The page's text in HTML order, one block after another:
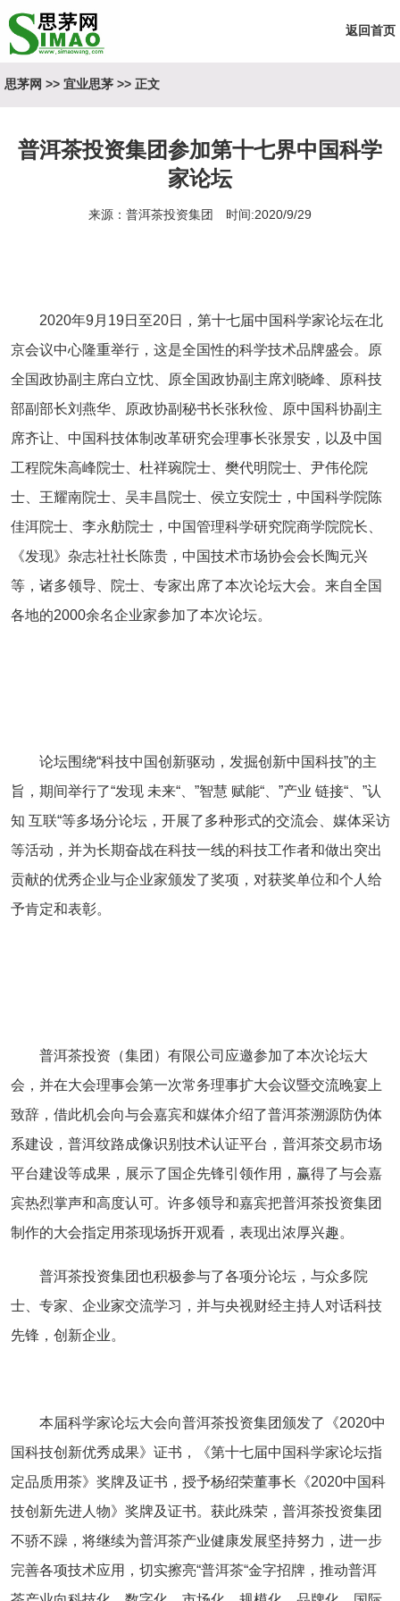
返回首页
思茅网 >> 宜业思茅>> 正文
普洱茶投资集团参加第十七界中国科学
家论坛
来源：普洱茶投资集团 时间:2020/9/29
2020年9月 19日至20日，第十七届中国科学家论坛在北
京会议中心隆重举行，这是全国性的科学技术品牌盛会。原
全国政协副主席白立忱、原全国政协副主席刘晓峰、原科技
部副部长刘燕华、原政协副秘书长张秋俭、原中国科协副主
席齐让、中国科技体制改革研究会理事长张景安，以及中国
工程院朱高峰院士、杜祥琬院士、樊代明院士、尹伟伦院
士、王耀南院士、吴丰昌院士、侯立安院士，中国科学院陈
佳洱院士、李永舫院士，中国管理科学研究院商学院院长、
《发现》杂志社社长陈贵，中国技术市场协会会长陶元兴
等，诸多领导、院士、专家出席了本次论坛大会。来自全国
各地的2000余名企业家参加了本次论坛。
论坛围绕“科技中国创新驱动，发掘创新中国科技”的主
旨，期间举行了“发现 未来“、”智慧 赋能“、”产业 链接“、”认
知 互联“等多场分论坛，开展了多种形式的交流会、媒体采访
等活动，并为长期奋战在科技一线的科技工作者和做出突出
贡献的优秀企业与企业家颁发了奖项，对获奖单位和个人给
予肯定和表彰。
普洱茶投资（集团）有限公司应邀参加了本次论坛大
会，并在大会理事会第一次常务理事扩大会议暨交流晚宴上
致辞，借此机会向与会嘉宾和媒体介绍了普洱茶溯源防伪体
系建设，普洱纹路成像识别技术认证平台，普洱茶交易市场
平台建设等成果，展示了国企先锋引领作用，赢得了与会嘉
宾热烈掌声和高度认可。许多领导和嘉宾把普洱茶投资集团
制作的大会指定用茶现场拆开观看，表现出浓厚兴趣。
普洱茶投资集团也积极参与了各项分论坛，与众多院
士、专家、企业家交流学习，并与央视财经主持人对话科技
先锋，创新企业。
本届科学家论坛大会向普洱茶投资集团颁发了《2020中
国科技创新优秀成果》证书，《第十七届中国科学家论坛指
定品质用茶》奖牌及证书，授予杨绍荣董事长《2020中国科
技创新先进人物》奖牌及证书。获此殊荣，普洱茶投资集团
不骄不躁，将继续为普洱茶产业健康发展坚持努力，进一步
完善各项技术应用，切实擦亮“普洱茶“金字招牌，推动普洱